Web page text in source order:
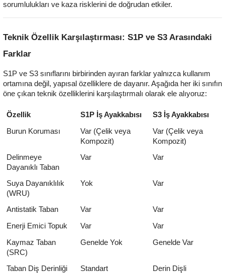
sorumlulukları ve kaza risklerini de doğrudan etkiler.
Teknik Özellik Karşılaştırması: S1P ve S3 Arasındaki
Farklar
S1P ve S3 sınıflarını birbirinden ayıran farklar yalnızca kullanım
ortamına değil, yapısal özelliklere de dayanır. Aşağıda her iki sınıfın
öne çıkan teknik özelliklerini karşılaştırmalı olarak ele alıyoruz:
Özellik S1P İş Ayakkabısı S3 İş Ayakkabısı
Burun Koruması
Var (Çelik veya
Kompozit)
Var (Çelik veya
Kompozit)
Delinmeye
Dayanıklı Taban
Var Var
Suya Dayanıklılık
(WRU)
Yok Var
Antistatik Taban Var Var
Enerji Emici Topuk Var Var
Kaymaz Taban
(SRC)
Genelde Yok Genelde Var
Taban Diş Derinliği Standart Derin Dişli